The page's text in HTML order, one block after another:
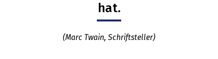
hat.
(Marc Twain, Schriftsteller)